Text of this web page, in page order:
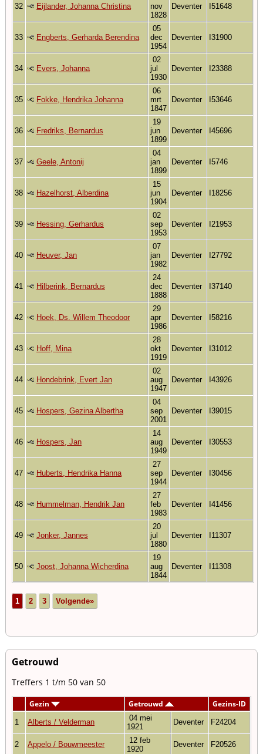
32 Eijlander, Johanna Christina
nov
1828
Deventer I51648
33 Engberts, Gerharda Berendina
05
dec
1954
Deventer I31900
34 Evers, Johanna
02
jul
1930
Deventer I23388
35 Fokke, Hendrika Johanna
06
mrt
1847
Deventer I53646
36 Fredriks, Bernardus
19
jun
1899
Deventer I45696
37 Geele, Antonij
04
jan
1899
Deventer I5746
38 Hazelhorst, Alberdina
15
jun
1904
Deventer I18256
39 Hessing, Gerhardus
02
sep
1953
Deventer I21953
40 Heuver, Jan
07
jan
1982
Deventer I27792
41 Hilberink, Bernardus
24
dec
1888
Deventer I37140
42 Hoek, Ds. Willem Theodoor
29
apr
1986
Deventer I58216
43 Hoff, Mina
28
okt
1919
Deventer I31012
44 Hondebrink, Evert Jan
02
aug
1947
Deventer I43926
45 Hospers, Gezina Albertha
04
sep
2001
Deventer I39015
46 Hospers, Jan
14
aug
1949
Deventer I30553
47 Huberts, Hendrika Hanna
27
sep
1944
Deventer I30456
48 Hummelman, Hendrik Jan
27
feb
1983
Deventer I41456
49 Jonker, Jannes
20
jul
1880
Deventer I11307
50 Joost, Johanna Wicherdina
19
aug
1844
Deventer I11308
1 2 3 Volgende»
Getrouwd
Treffers 1 t/m 50 van 50
Gezin Getrouwd Gezins-ID
1 Alberts / Velderman
04 mei
1921
Deventer F24204
2 Appelo / Bouwmeester
12 feb
1920
Deventer F20526